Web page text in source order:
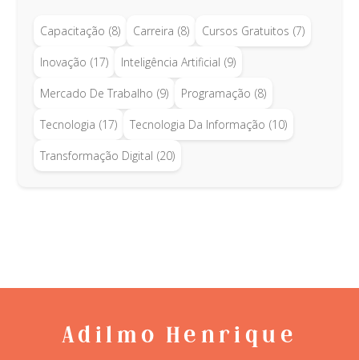
Capacitação (8) Carreira (8) Cursos Gratuitos (7)
Inovação (17) Inteligência Artificial (9)
Mercado De Trabalho (9) Programação (8)
Tecnologia (17) Tecnologia Da Informação (10)
Transformação Digital (20)
Adilmo Henrique